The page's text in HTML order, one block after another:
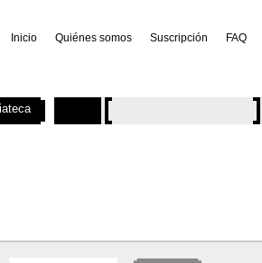
Inicio Quiénes somos Suscripción FAQ